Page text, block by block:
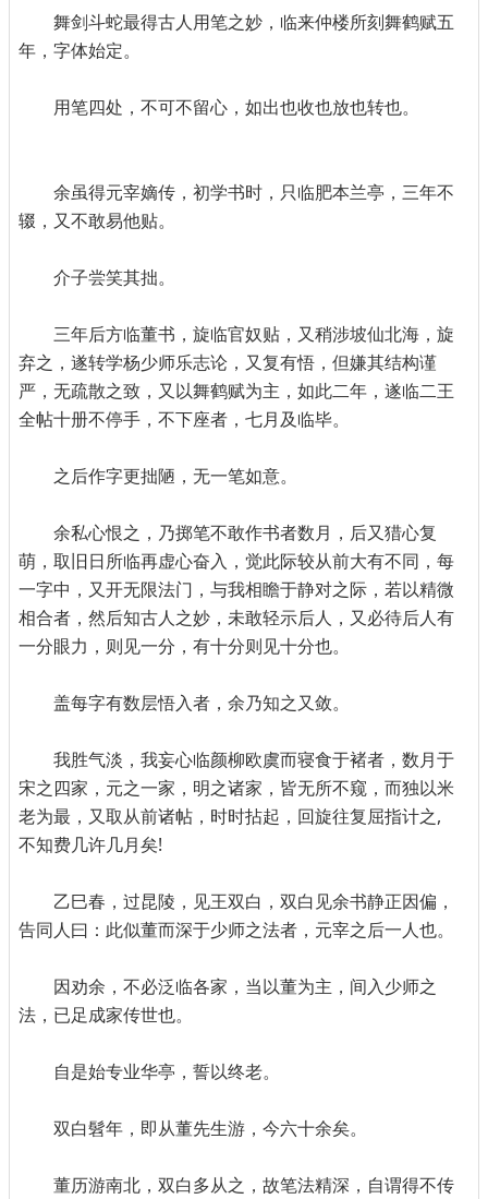
舞剑斗蛇最得古人用笔之妙，临来仲楼所刻舞鹤赋五
年，字体始定。
用笔四处，不可不留心，如出也收也放也转也。
余虽得元宰嫡传，初学书时，只临肥本兰亭，三年不
辍，又不敢易他贴。
介子尝笑其拙。
三年后方临董书，旋临官奴贴，又稍涉坡仙北海，旋
弃之，遂转学杨少师乐志论，又复有悟，但嫌其结构谨
严，无疏散之致，又以舞鹤赋为主，如此二年，遂临二王
全帖十册不停手，不下座者，七月及临毕。
之后作字更拙陋，无一笔如意。
余私心恨之，乃掷笔不敢作书者数月，后又猎心复
萌，取旧日所临再虚心奋入，觉此际较从前大有不同，每
一字中，又开无限法门，与我相瞻于静对之际，若以精微
相合者，然后知古人之妙，未敢轻示后人，又必待后人有
一分眼力，则见一分，有十分则见十分也。
盖每字有数层悟入者，余乃知之又敛。
我胜气淡，我妄心临颜柳欧虞而寝食于褚者，数月于
宋之四家，元之一家，明之诸家，皆无所不窥，而独以米
老为最，又取从前诸帖，时时拈起，回旋往复屈指计之,
不知费几许几月矣!
乙巳春，过昆陵，见王双白，双白见余书静正因偏，
告同人曰：此似董而深于少师之法者，元宰之后一人也。
因劝余，不必泛临各家，当以董为主，间入少师之
法，已足成家传世也。
自是始专业华亭，誓以终老。
双白髫年，即从董先生游，今六十余矣。
董历游南北，双白多从之，故笔法精深，自谓得不传